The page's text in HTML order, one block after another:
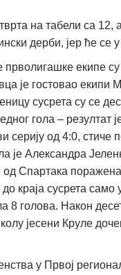
на табели са
дерби, јер ће се
екипе
је гостовао
сусрета су се
гола – резултат
од 4:0, стиче
је Александра
од Спартака
краја сусрета
8 голова. Након
јесени Круле
у Првој